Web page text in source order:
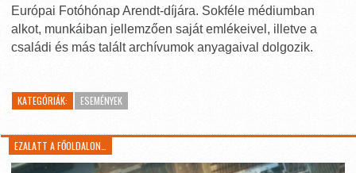
Európai Fotóhónap Arendt-díjára. Sokféle médiumban
alkot, munkáiban jellemzően saját emlékeivel, illetve a
családi és más talált archívumok anyagaival dolgozik.
KATEGÓRIÁK: ESEMÉNYEK
EZALATT A FŐOLDALON…